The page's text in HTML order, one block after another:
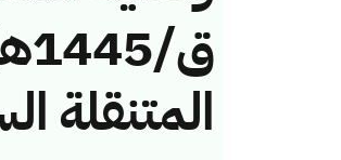
المتنقلة